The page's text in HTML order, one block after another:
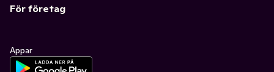
För företag
Appar